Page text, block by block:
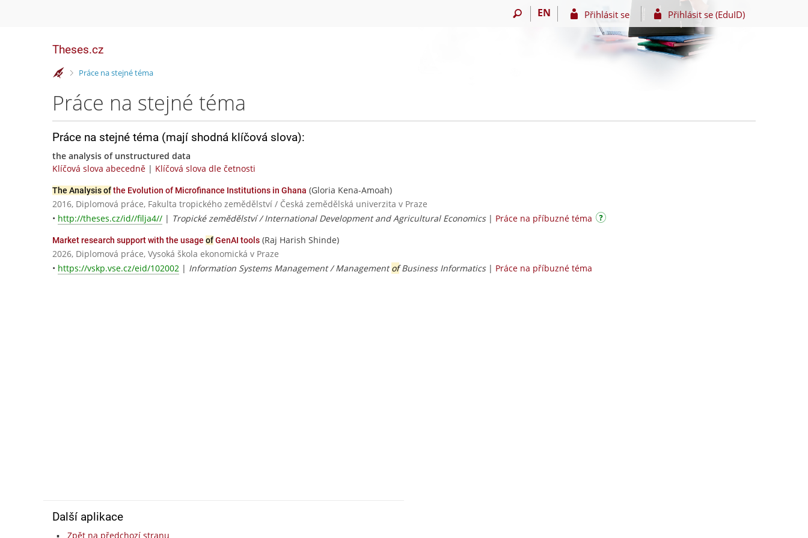
EN Přihlásit se Přihlásit se (EduID)
Theses.cz
>Práce na stejné téma
Práce na stejné téma
Práce na stejné téma (mají shodná klíčová slova):
the analysis of unstructured data
Klíčová slova abecedně | Klíčová slova dle četnosti
The Analysis ofthe Evolution of Microfinance Institutions in Ghana (Gloria Kena-Amoah)
2016, Diplomová práce, Fakulta tropického zemědělství / Česká zemědělská univerzita v Praze
• http://theses.cz/id//filja4// | Tropické zemědělství / International Development and Agricultural Economics| Práce na příbuzné téma
Market research support with the usage ofGenAI tools (Raj Harish Shinde)
2026, Diplomová práce, Vysoká škola ekonomická v Praze
• https://vskp.vse.cz/eid/102002 | Information Systems Management / ManagementofBusiness Informatics| Práce na příbuzné téma
Další aplikace
Zpět na předchozí stranu